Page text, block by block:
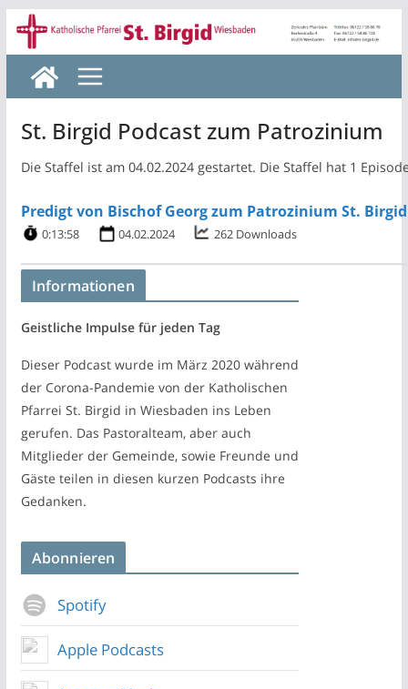
Zum
Inhalt
springen
St. Birgid Podcast zum Patrozinium
Die Staffel ist am 04.02.2024 gestartet. Die Staffel hat 1
Predigt von Bischof Georg zum Patrozinium St. Birgid
0:13:58 04.02.2024 262 Downloads
Informationen
Geistliche Impulse für jeden Tag
Dieser Podcast wurde im März 2020 während
der Corona-Pandemie von der Katholischen
Pfarrei St. Birgid in Wiesbaden ins Leben
gerufen. Das Pastoralteam, aber auch
Mitglieder der Gemeinde, sowie Freunde und
Gäste teilen in diesen kurzen Podcasts ihre
Gedanken.
Abonnieren
Spotify
Apple Podcasts